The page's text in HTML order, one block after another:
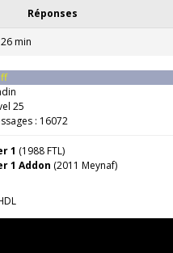
Réponses
min
25
: 16072
1 (1988 FTL)
1 Addon (2011 Meynaf)